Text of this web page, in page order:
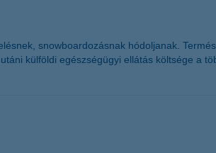
snowboardozásnak hódoljanak.
külföldi egészségügyi ellátás költsége a